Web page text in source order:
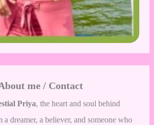
me / Contact
Priya, the heart and soul behind
a dreamer, a believer, and someone who